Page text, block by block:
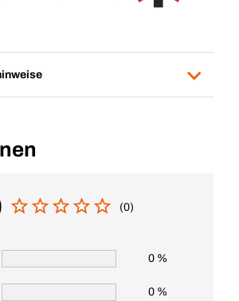
(0)
0 %
0 %